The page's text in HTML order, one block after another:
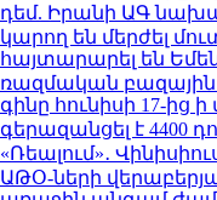
դեմ. Իրանի ԱԳ
կարող են մերժել
հայտարարել են
ռազմական բազային
գինը հունիսի 17-ից
գերազանցել է 4400
«Ռեալում»․
ԱԹՕ-ների